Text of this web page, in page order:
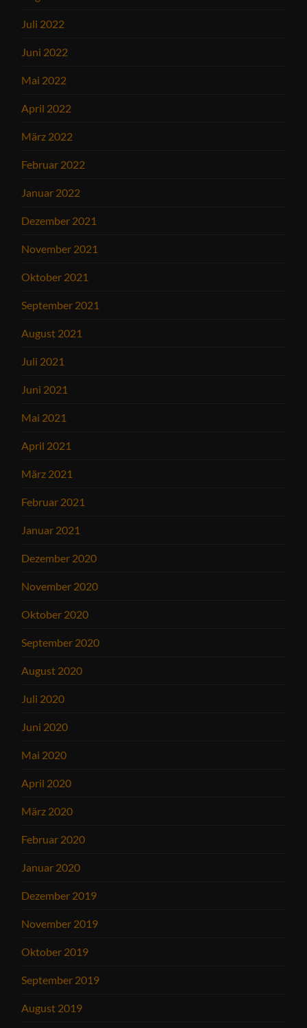
Juli 2022
Juni 2022
Mai 2022
April 2022
März 2022
Februar 2022
Januar 2022
Dezember 2021
November 2021
Oktober 2021
September 2021
August 2021
Juli 2021
Juni 2021
Mai 2021
April 2021
März 2021
Februar 2021
Januar 2021
Dezember 2020
November 2020
Oktober 2020
September 2020
August 2020
Juli 2020
Juni 2020
Mai 2020
April 2020
März 2020
Februar 2020
Januar 2020
Dezember 2019
November 2019
Oktober 2019
September 2019
August 2019